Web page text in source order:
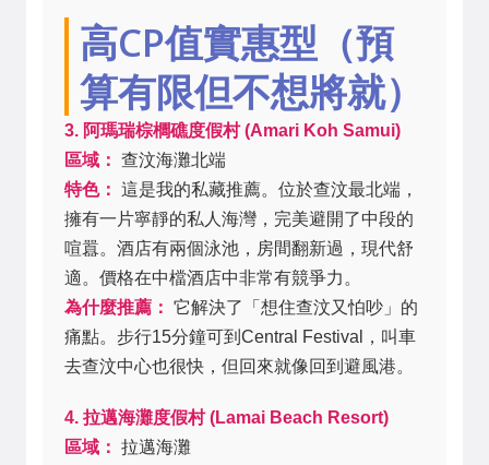
高CP值實惠型（預
算有限但不想將就）
3. 阿瑪瑞棕櫚礁度假村 (Amari Koh Samui)
區域： 查汶海灘北端
特色： 這是我的私藏推薦。位於查汶最北端，
擁有一片寧靜的私人海灣，完美避開了中段的
喧囂。酒店有兩個泳池，房間翻新過，現代舒
適。價格在中檔酒店中非常有競爭力。
為什麼推薦： 它解決了「想住查汶又怕吵」的
痛點。步行15分鐘可到Central Festival，叫車
去查汶中心也很快，但回來就像回到避風港。
4. 拉邁海灘度假村 (Lamai Beach Resort)
區域： 拉邁海灘